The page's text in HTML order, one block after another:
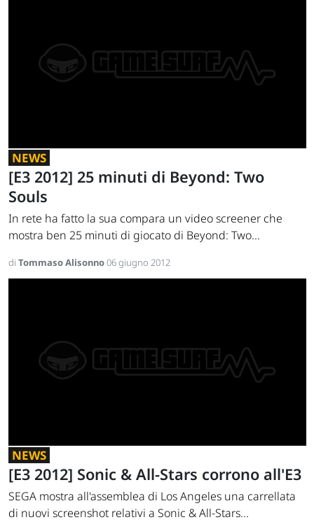
NEWS
[E3 2012] 25 minuti di Beyond: Two
Souls
In rete ha fatto la sua compara un video screener che
mostra ben 25 minuti di giocato di Beyond: Two...
di Tommaso Alisonno06 giugno 2012
NEWS
[E3 2012] Sonic & All-Stars corrono all'E3
SEGA mostra all'assemblea di Los Angeles una carrellata
di nuovi screenshot relativi a Sonic & All-Stars...